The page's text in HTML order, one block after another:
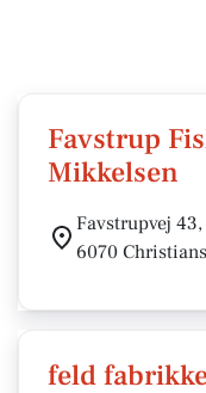
Favstrup
Mikkelsen
Favstrupvej
6070
feld